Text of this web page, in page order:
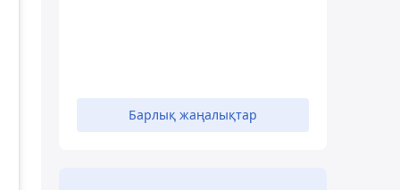
Барлық жаңалықтар